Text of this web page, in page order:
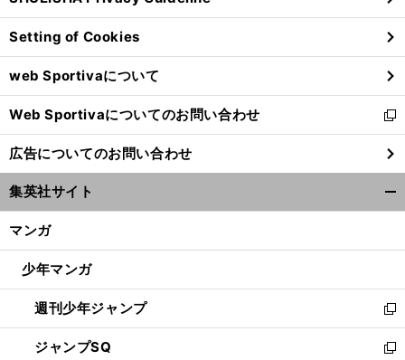
ン
ド
ウ
で
開
く
Setting of Cookies
web Sportivaについて
Web Sportivaについてのお問い合わせ
新
し
い
ウ
ィ
ン
ウ
開
く
広告についてのお問い合わせ
集英社サイト
マンガ
少年マンガ
週刊少年ジャンプ
新
し
い
ジャンプSQ
新